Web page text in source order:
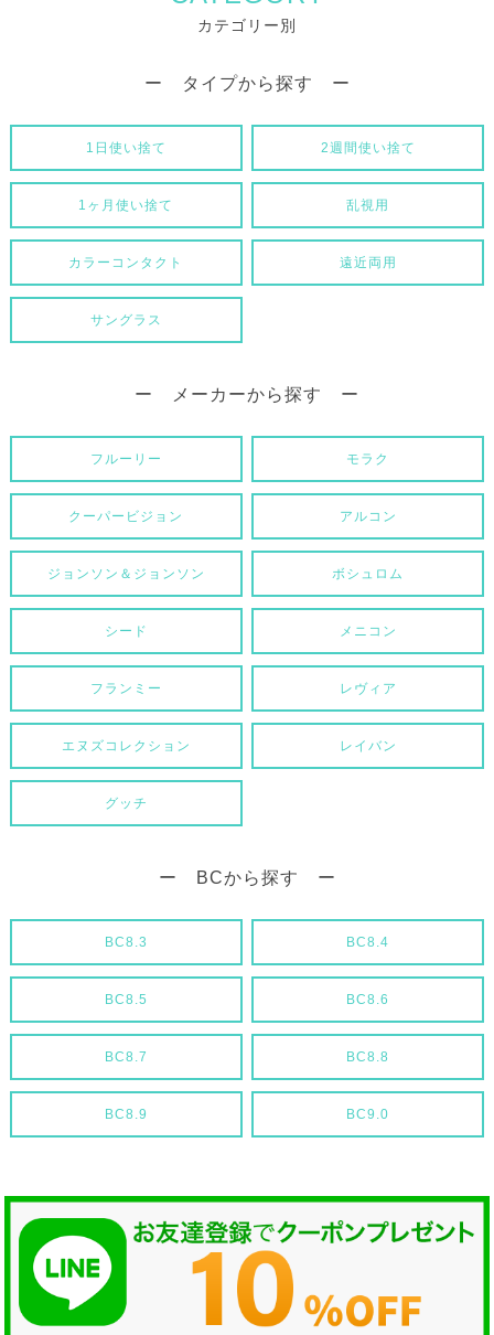
カテゴリー別
ー タイプから探す ー
1日使い捨て 2週間使い捨て
1ヶ月使い捨て 乱視用
カラーコンタクト 遠近両用
サングラス
ー メーカーから探す ー
フルーリー モラク
クーパービジョン アルコン
ジョンソン＆ジョンソン ボシュロム
シード メニコン
フランミー レヴィア
エヌズコレクション レイバン
グッチ
ー BCから探す ー
BC8.3 BC8.4
BC8.5 BC8.6
BC8.7 BC8.8
BC8.9 BC9.0